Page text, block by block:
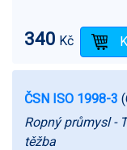
340 Kč
ČSN ISO 1998-3
Ropný průmysl -
těžba